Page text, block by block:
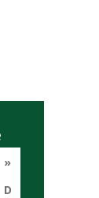
»
D